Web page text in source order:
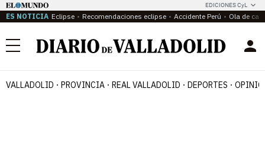
EDICIONES CyL
ES NOTICIA Eclipse Recomendaciones eclipse Accidente Perú Ola de
Menú
VALLADOLID PROVINCIA REAL VALLADOLID DEPORTES